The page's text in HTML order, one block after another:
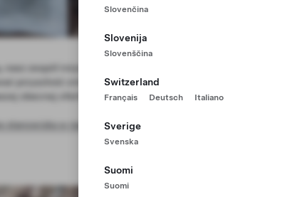
Slovenčina
Slovenija
Slovenščina
Switzerland
Français Deutsch Italiano
Sverige
Svenska
Suomi
Suomi
zespół inżynierów
przyszłość zrównoważonego
obecnej oferty pojazdów.
stanowiska w naszym zespole